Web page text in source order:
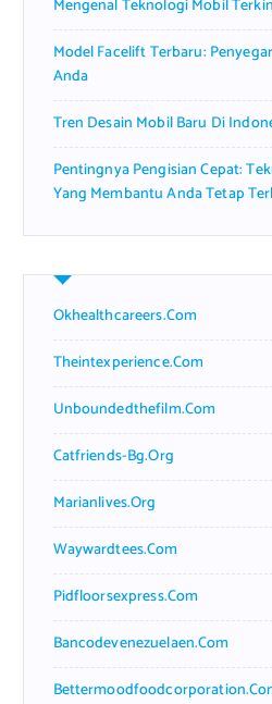
Mengenal Teknologi Mobil
Model Facelift Terbaru:
Anda
Tren Desain Mobil Baru Di
Pentingnya Pengisian Cepat:
Yang Membantu Anda Tetap
Okhealthcareers.com
Theintexperience.com
Unboundedthefilm.com
Catfriends-Bg.org
Marianlives.org
Waywardtees.com
Pidfloorsexpress.com
Bancodevenezuelaen.com